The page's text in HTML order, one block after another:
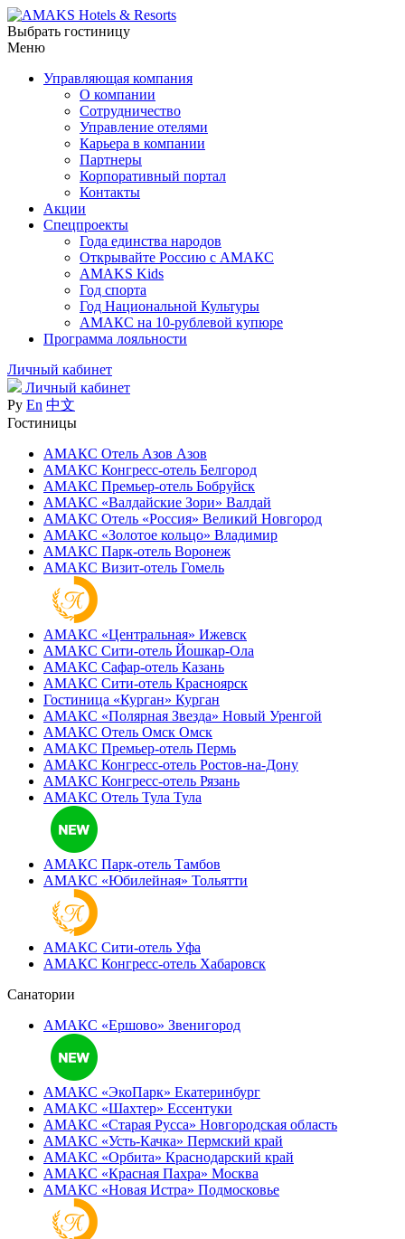
Выбрать гостиницу
Меню
Управляющая компания
О компании
Сотрудничество
Управление отелями
Карьера в компании
Партнеры
Корпоративный портал
Контакты
Акции
Спецпроекты
Года единства народов
Открывайте Россию с АМАКС
AMAKS Kids
Год спорта
Год Национальной Культуры
АМАКС на 10-рублевой купюре
Программа лояльности
Личный кабинет
Личный кабинет
Ру En 中文
Гостиницы
АМАКС Отель ‎Азов Азов
АМАКС Конгресс-отель Белгород
АМАКС Премьер-отель Бобруйск
АМАКС «‎Валдайские Зори» Валдай
АМАКС Отель «‎Россия» Великий Новгород
АМАКС «‎Золотое кольцо» Владимир
АМАКС Парк-отель Воронеж
АМАКС Визит-отель Гомель
АМАКС «‎Центральная» Ижевск
АМАКС Сити-отель Йошкар-Ола
АМАКС Сафар-отель Казань
АМАКС Сити-отель Красноярск
Гостиница «‎Курган» Курган
АМАКС «Полярная Звезда» Новый Уренгой
АМАКС Отель ‎Омск Омск
АМАКС Премьер-отель Пермь
АМАКС Конгресс-отель Ростов-на-Дону
АМАКС Конгресс-отель Рязань
АМАКС Отель Тула Тула
АМАКС Парк-отель Тамбов
АМАКС «‎Юбилейная» Тольятти
АМАКС Сити-отель Уфа
АМАКС Конгресс-отель Хабаровск
Санатории
АМАКС «Ершово» Звенигород
АМАКС «ЭкоПарк» Екатеринбург
АМАКС «‎Шахтер» Ессентуки
АМАКС «‎Старая Русса» Новгородская область
АМАКС «‎Усть-Качка» Пермский край
АМАКС «‎Орбита» Краснодарский край
АМАКС «‎Красная Пахра» Москва
АМАКС «‎Новая Истра» Подмосковье